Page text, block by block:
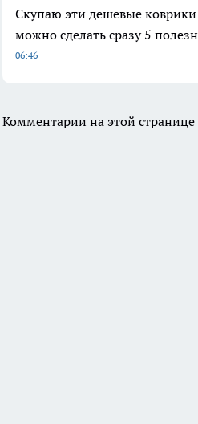
Скупаю эти дешевые коврики
можно сделать сразу 5
06:46
Комментарии на этой